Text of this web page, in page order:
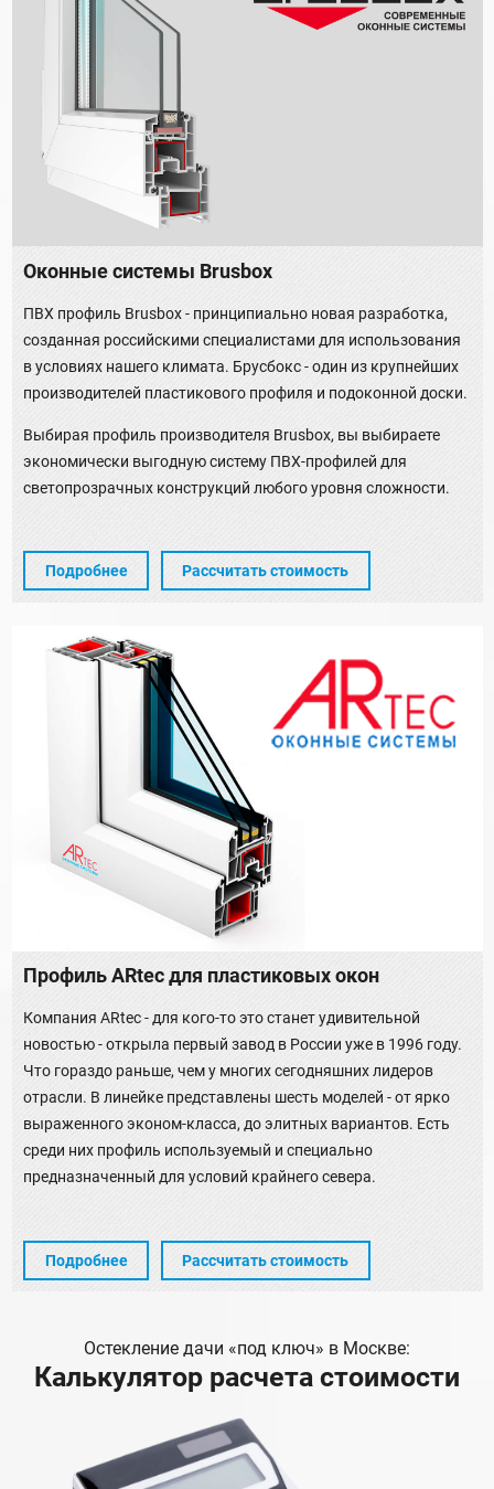
Оконные системы Brusbox
ПВХ профиль Brusbox - принципиально новая разработка,
созданная российскими специалистами для использования
в условиях нашего климата. Брусбокс - один из крупнейших
производителей пластикового профиля и подоконной доски.
Выбирая профиль производителя Brusbox, вы выбираете
экономически выгодную систему ПВХ-профилей для
светопрозрачных конструкций любого уровня сложности.
Подробнее Рассчитать стоимость
Профиль ARtec для пластиковых окон
Компания ARtec - для кого-то это станет удивительной
новостью - открыла первый завод в России уже в 1996 году.
Что гораздо раньше, чем у многих сегодняшних лидеров
отрасли. В линейке представлены шесть моделей - от ярко
выраженного эконом-класса, до элитных вариантов. Есть
среди них профиль используемый и специально
предназначенный для условий крайнего севера.
Подробнее Рассчитать стоимость
Остекление дачи «под ключ» в Москве:
Калькулятор расчета стоимости